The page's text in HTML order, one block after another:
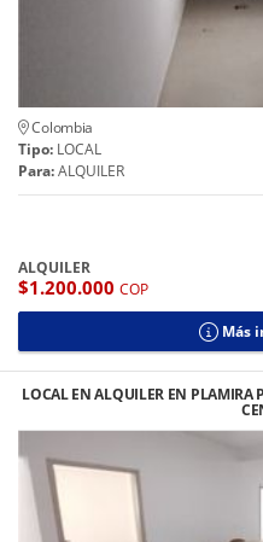
Colombia
Tipo: LOCAL
Para:ALQUILER
ALQUILER
$1.200.000 COP
Más
LOCAL EN ALQUILER EN PLAMIRA